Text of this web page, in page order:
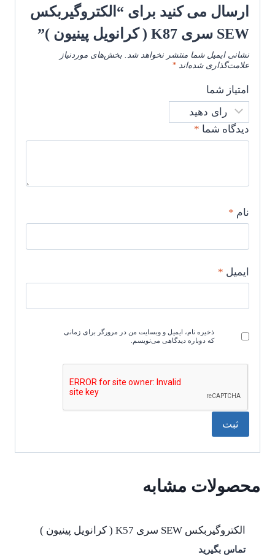
ارسال می کنید برای “الکتروگیربکس
SEW سری K87 ( کرانویل پینیون )”
نشانی ایمیل شما منتشر نخواهد شد. بخش‌های موردنیاز
علامت‌گذاری شده‌اند *
امتیاز شما
دیدگاه شما *
نام *
ایمیل *
ذخیره نام، ایمیل و وبسایت من در مرورگر برای زمانی
که دوباره دیدگاهی می‌نویسم.
محصولات مشابه
الکتروگیربکس SEW سری K57 ( کرانویل پینیون )
تماس بگیرید